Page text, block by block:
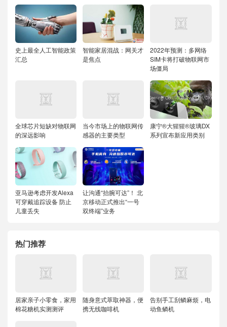
史上最全人工智能政策
汇总
智能家居混战：网关才
是焦点
2022年预测：多网络
SIM卡将打破物联网市
场僵局
全球芯片短缺对物联网
的深远影响
当今市场上的物联网传
感器的主要类型
康宁®大猩猩®玻璃DX
系列宣布新应用类别
亚马逊考虑开发Alexa
可穿戴追踪设备 防止
儿童丢失
让沟通“抬腕可达”！ 北
京移动正式推出“一号
双终端”业务
热门推荐
居家亲子小零食，家用
棉花糖机实测测评
随身意式萃取神器，便
携无线咖啡机
告别手工刮鳞麻烦，电
动鱼鳞机